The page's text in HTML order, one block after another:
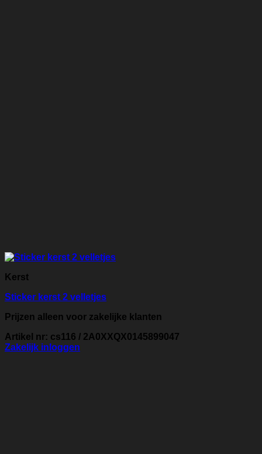
Kerst
Sticker kerst 2 velletjes
Prijzen alleen voor zakelijke klanten
Artikel nr: cs116 / 2A0XXQX0145899047
Zakelijk inloggen